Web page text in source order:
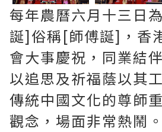
每年農曆六月十三日
誕]俗稱[師傅誕]，香
會大事慶祝，同業結
以追思及祈福蔭以其
傳統中國文化的尊師
觀念，場面非常熱鬧。